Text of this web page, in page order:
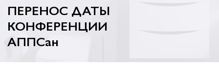
ПЕРЕНОС ДАТЫ
КОНФЕРЕНЦИИ
АППСан